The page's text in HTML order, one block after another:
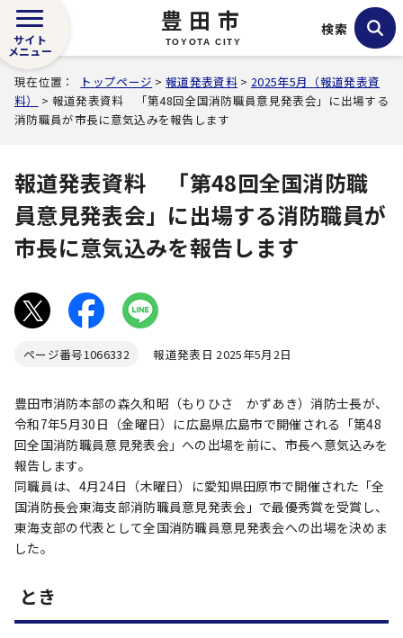
豊田市
TOYOTA CITY
サイト
メニュー
検索
現在位置： トップページ >報道発表資料 >2025年5月（報道発表資
料）
> 報道発表資料 「第48回全国消防職員意見発表会」に出場する
消防職員が市長に意気込みを報告します
報道発表資料 「第48回全国消防職
員意見発表会」に出場する消防職員が
市長に意気込みを報告します
ページ番号1066332 報道発表日 2025年5月2日
豊田市消防本部の森久和昭（もりひさ かずあき）消防士長が、
令和7年5月30日（金曜日）に広島県広島市で開催される「第48
回全国消防職員意見発表会」への出場を前に、市長へ意気込みを
報告します。
同職員は、4月24日（木曜日）に愛知県田原市で開催された「全
国消防長会東海支部消防職員意見発表会」で最優秀賞を受賞し、
東海支部の代表として全国消防職員意見発表会への出場を決めま
した。
とき